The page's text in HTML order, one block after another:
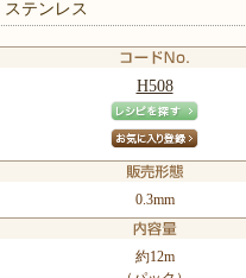
ステンレス
H508
0.3mm
約12m